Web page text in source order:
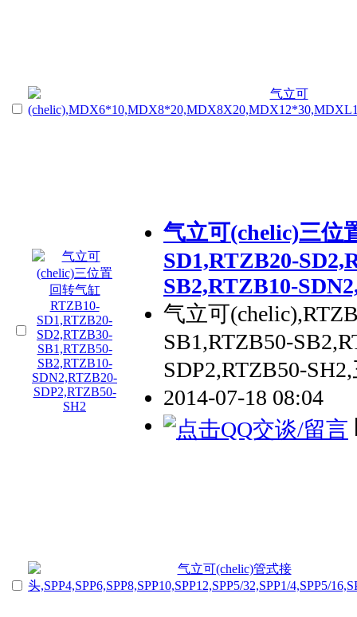
气立可(chelic)三位
SD1,RTZB20-
SB2,RTZB10-
气立可
SB1,RTZB50-
SDP2,RTZB50-
2014-07-18 08:04